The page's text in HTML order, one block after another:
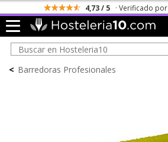
4,73 / 5 · Verificado por
< Barredoras Profesionales